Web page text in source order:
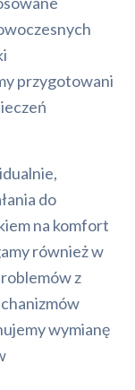
przygotowani
do
na komfort
również w
z
wymianę